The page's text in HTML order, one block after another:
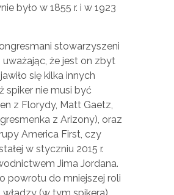
było w 1855 r. i w 1923
stowarzyszeni
że jest on zbyt
się kilka innych
spiker nie musi być
z Florydy, Matt Gaetz,
z Arizony), oraz
America First, czy
w styczniu 2015 r.
Jima Jordana.
powrotu do mniejszej roli